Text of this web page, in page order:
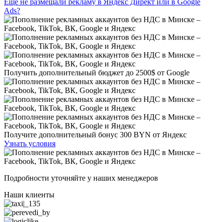
Еще не размещали рекламу в Яндекс Директ или в Google
Ads?
Получить дополнительный бюджет до 2500$ от Google
Получите дополнительный бонус 300 BYN от Яндекс
Узнать условия
Подробности уточняйте у наших менеджеров
Наши клиенты